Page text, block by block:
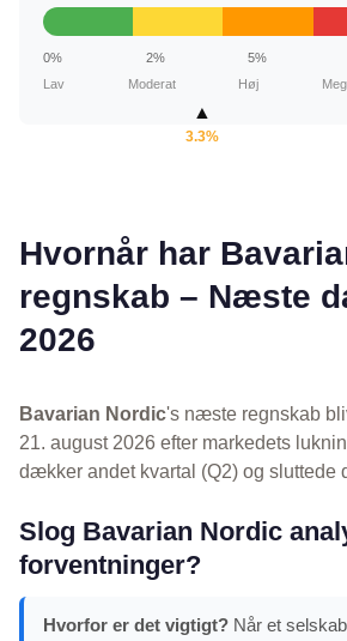
0% 2% 5%
Lav
Moderat Høj
▲
3.3%
Hvornår har
regnskab – Næste
2026
Bavarian Nordic's næste regnskab
21. august 2026 efter markedets
dækker andet kvartal (Q2) og sluttede
Slog Bavarian Nordic
forventninger?
Hvorfor er det vigtigt? Når et